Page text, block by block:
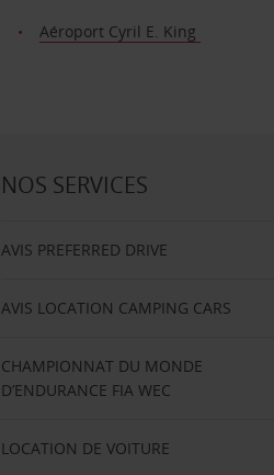
Aéroport Cyril E. King
NOS SERVICES
AVIS PREFERRED DRIVE
AVIS LOCATION CAMPING CARS
CHAMPIONNAT DU MONDE
D’ENDURANCE FIA WEC
LOCATION DE VOITURE